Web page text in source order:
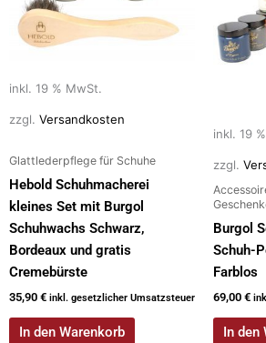
inkl. 19 % MwSt.
zzgl. Versandkosten
Glattlederpflege für Schuhe
Hebold Schuhmacherei
kleines Set mit Burgol
Schuhwachs Schwarz,
Bordeaux und gratis
Cremebürste
35,90 € inkl. gesetzlicher Umsatzsteuer
In den Warenkorb
inkl. 19
zzgl.
Burgol
Schuh-
Farblos
69,00 €
In den